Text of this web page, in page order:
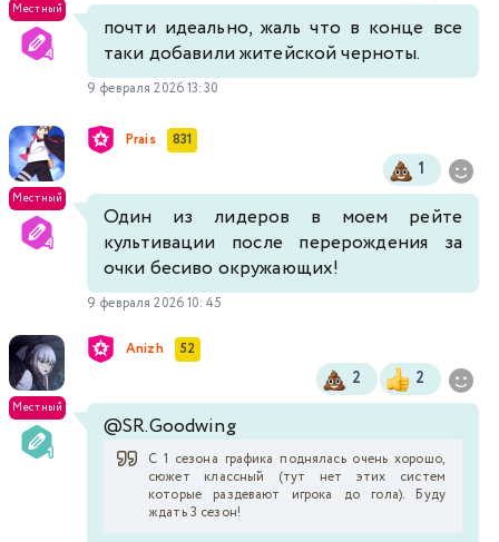
Местный
почти идеально, жаль что в конце все
таки добавили житейской черноты.
9 февраля 2026 13:30
Местный
Prais 831
1
Один из лидеров в моем рейте
культивации после перерождения за
очки бесиво окружающих!
9 февраля 2026 10:45
Местный
Anizh 52
2 2
@SR.Goodwing
С 1 сезона графика поднялась очень хорошо,
сюжет классный (тут нет этих систем
которые раздевают игрока до гола). Буду
ждать 3 сезон!